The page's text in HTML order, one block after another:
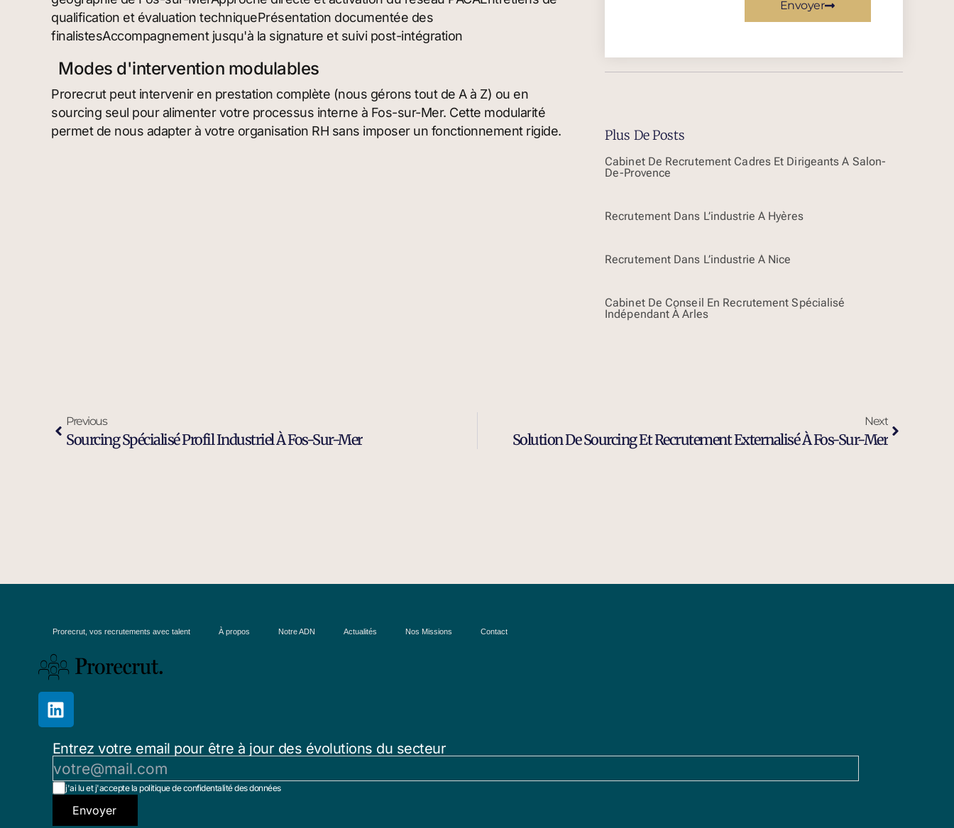
qualification et évaluation techniquePrésentation documentée des
finalistesAccompagnement jusqu'à la signature et suivi post-intégration
Modes d'intervention modulables
Prorecrut peut intervenir en prestation complète (nous gérons tout de A à Z) ou en
sourcing seul pour alimenter votre processus interne à Fos-sur-Mer. Cette modularité
permet de nous adapter à votre organisation RH sans imposer un fonctionnement rigide.
Envoyer
Plus De Posts
Cabinet De Recrutement Cadres Et Dirigeants À Salon-
De-Provence
Recrutement Dans L’industrie À Hyères
Recrutement Dans L’industrie À Nice
Cabinet De Conseil En Recrutement Spécialisé
Indépendant À Arles
Previous
Sourcing Spécialisé Profil Industriel À Fos-Sur-Mer
Next
Solution De Sourcing Et Recrutement Externalisé À Fos-Sur-Mer
Prorecrut, vos recrutements avec talent À propos Notre ADN Actualités Nos Missions Contact
Entrez votre email pour être à jour des évolutions du secteur
j'ai lu et j'accepte la politique de confidentalité des données
Envoyer